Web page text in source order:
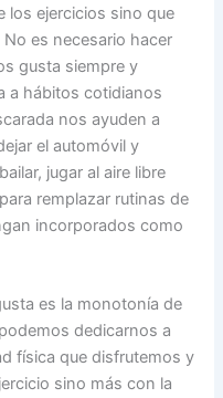
los ejercicios sino que
es necesario hacer
gusta siempre y
a hábitos cotidianos
nos ayuden a
el automóvil y
jugar al aire libre
remplazar rutinas de
incorporados como
es la monotonía de
dedicarnos a
física que disfrutemos y
sino más con la